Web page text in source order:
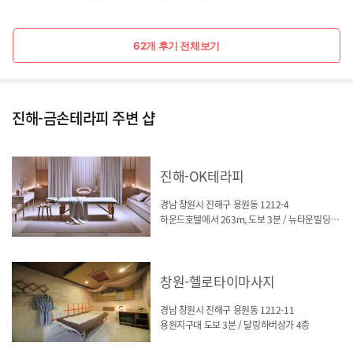
62개 후기 전체보기
진해-금손테라피 주변 샵
진해-OK테라피
경남 창원시 진해구 용원동 1212-4
하운드호텔에서 263m, 도보 3분 / 뉴타운빌딩 601호
창원-헬로타이마사지
경남 창원시 진해구 용원동 1212-11
용원지구대 도보 3분 / 달링하버상가 4층